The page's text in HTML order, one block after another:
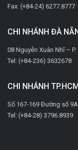
Fax: (+84-24) 6277.8777
CHI NHÁNH ĐÀ
08 Nguyễn Xuân Nhĩ –
Tel: (+84-236) 3632678
CHI NHÁNH TP.HCM
Số 167-169 Đường số
Tel: (+84-28) 3796.8939